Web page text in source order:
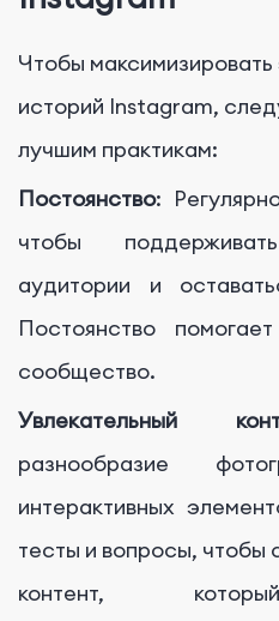
Чтобы
историй Instagram,
лучшим практикам:
Постоянство:
чтобы
аудитории и
Постоянство
сообщество.
Увлекательный
разнообразие
интерактивных
тесты и вопросы, чтобы
контент,